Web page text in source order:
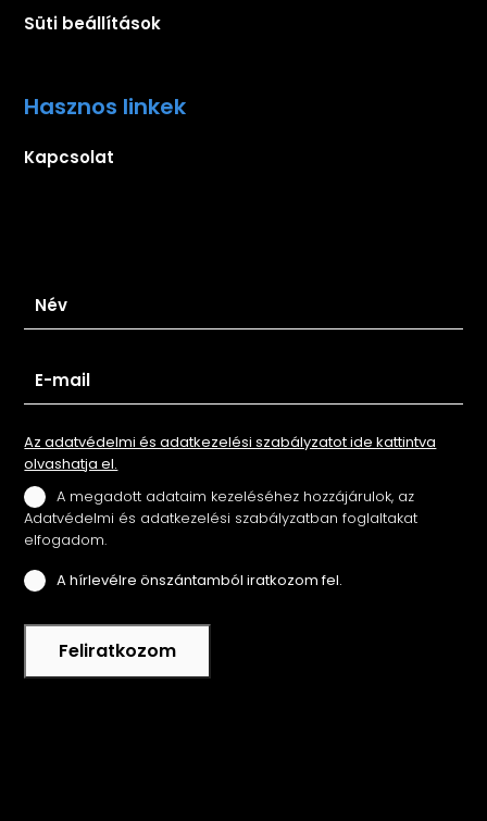
Süti beállítások
Hasznos linkek
Kapcsolat
Az adatvédelmi és adatkezelési szabályzatot ide kattintva
olvashatja el.
A megadott adataim kezeléséhez hozzájárulok, az
Adatvédelmi és adatkezelési szabályzatban foglaltakat
elfogadom.
A hírlevélre önszántamból iratkozom fel.
Feliratkozom